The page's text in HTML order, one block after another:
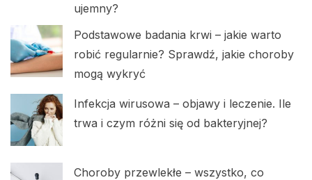
ujemny?
Podstawowe badania krwi – jakie warto
robić regularnie? Sprawdź, jakie choroby
mogą wykryć
Infekcja wirusowa – objawy i leczenie. Ile
trwa i czym różni się od bakteryjnej?
Choroby przewlekłe – wszystko, co